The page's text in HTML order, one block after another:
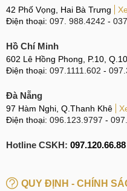
42 Phố Vọng, Hai Bà Trưng
Điện thoại: 097. 988.4242 -
Hồ Chí Minh
602 Lê Hồng Phong, P.10, Q.10
Điện thoại: 097.1111.602 -
Đà Nẵng
97 Hàm Nghi, Q.Thanh Khê
Điện thoại: 096.123.9797 -
Hotline CSKH: 097.120.66.88
QUY ĐỊNH - CHÍNH